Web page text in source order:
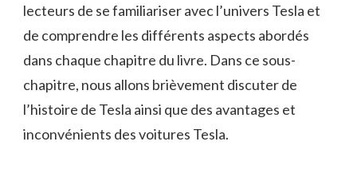
lecteurs de se familiariser avec l’univers Tesla et
de comprendre les différents aspects abordés
dans chaque chapitre du livre. Dans ce sous-
chapitre, nous allons brièvement discuter de
l’histoire de Tesla ainsi que des avantages et
inconvénients des voitures Tesla.